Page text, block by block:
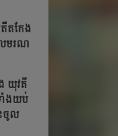
ត​កែង​
ល​មរណ
យុវតី
ាំង​យប់
ចូល​